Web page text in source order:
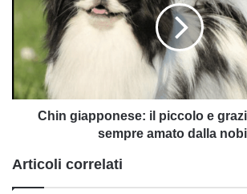
piccolo
grazioso
cane
da
sempre
amatoChin giapponese: il piccolo e
sempre amato dalla
Articoli correlati